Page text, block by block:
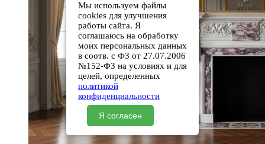
Мы используем файлы
cookies для улучшения
работы сайта. Я
соглашаюсь на обработку
моих персональных данных
в соотв. с ФЗ от 27.07.2006
№152-ФЗ на условиях и для
целей, определенных
политикой
конфиденциальности
Я согласен